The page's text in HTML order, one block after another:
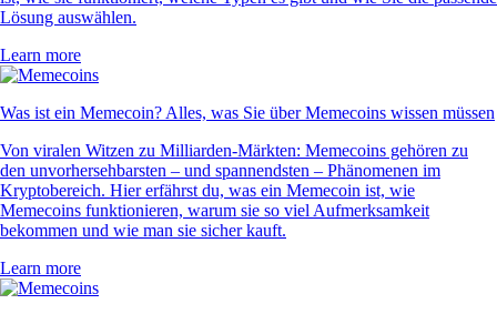
Lösung auswählen.
Learn more
Was ist ein Memecoin? Alles, was Sie über Memecoins wissen müssen
Von viralen Witzen zu Milliarden-Märkten: Memecoins gehören zu
den unvorhersehbarsten – und spannendsten – Phänomenen im
Kryptobereich. Hier erfährst du, was ein Memecoin ist, wie
Memecoins funktionieren, warum sie so viel Aufmerksamkeit
bekommen und wie man sie sicher kauft.
Learn more